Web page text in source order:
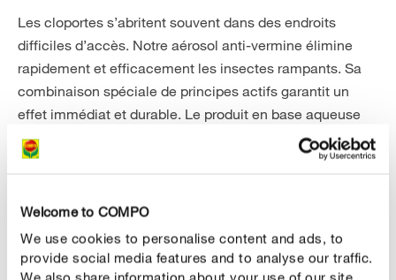
Welcome to COMPO
We use cookies to personalise content and ads, to
provide social media features and to analyse our traffic.
Les cloportes s’abritent souvent dans des endroits
difficiles d’accès. Notre aérosol anti-vermine élimine
rapidement et efficacement les insectes rampants. Sa
combinaison spéciale de principes actifs garantit un
effet immédiat et durable. Le produit en base aqueuse
forme une pellicule active dont la rémanence peut
atteindre 4 à 8 semaines selon la porosité de la surface.
traiter les surfaces aussi bien que les fissures et les
recommandé d’utiliser un appât à insectes pour attirer
les nuisibles. Les nuisibles absorbent l’appât et sont